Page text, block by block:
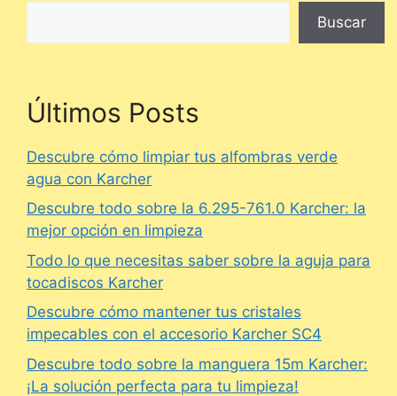
Buscar
Últimos Posts
Descubre cómo limpiar tus alfombras verde
agua con Karcher
Descubre todo sobre la 6.295-761.0 Karcher: la
mejor opción en limpieza
Todo lo que necesitas saber sobre la aguja para
tocadiscos Karcher
Descubre cómo mantener tus cristales
impecables con el accesorio Karcher SC4
Descubre todo sobre la manguera 15m Karcher:
¡La solución perfecta para tu limpieza!